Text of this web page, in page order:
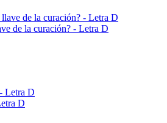
de la curación? - Letra D
D